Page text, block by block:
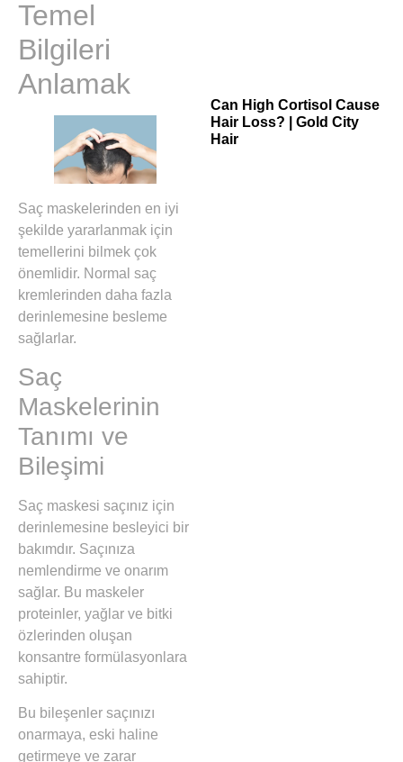
Temel
Bilgileri
Anlamak
Saç maskelerinden en iyi
şekilde yararlanmak için
temellerini bilmek çok
önemlidir. Normal saç
kremlerinden daha fazla
derinlemesine besleme
sağlarlar.
Saç
Maskelerinin
Tanımı ve
Bileşimi
Saç maskesi saçınız için
derinlemesine besleyici bir
bakımdır. Saçınıza
nemlendirme ve onarım
sağlar. Bu maskeler
proteinler, yağlar ve bitki
özlerinden oluşan
konsantre formülasyonlara
sahiptir.
Bu bileşenler saçınızı
onarmaya, eski haline
getirmeye ve zarar
Can High Cortisol Cause
Hair Loss? | Gold City
Hair